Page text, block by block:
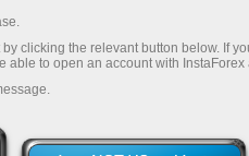
очиш
очиш
clicking the relevant button below. If
to open an account with InstaForex